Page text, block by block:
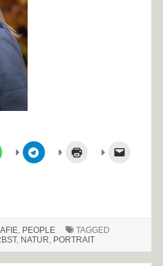
, PEOPLE
TAGGED
, NATUR PORTRAIT